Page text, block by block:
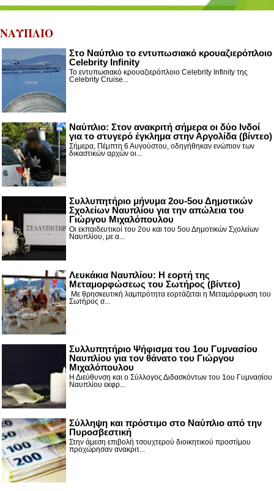
ΝΑΥΠΛΙΟ
Στο Ναύπλιο το εντυπωσιακό κρουαζιερόπλοιο
Celebrity Infinity
Το εντυπωσιακό κρουαζιερόπλοιο Celebrity Infinity της
Celebrity Cruise...
Nαύπλιο: Στον ανακριτή σήμερα οι δύο Ινδοί
για το στυγερό έγκλημα στην Αργολίδα (βίντεο)
Σήμερα, Πέμπτη 6 Αυγούστου, οδηγήθηκαν ενώπιον των
δικαστικών αρχών οι...
Συλλυπητήριο μήνυμα 2ου-5ου Δημοτικών
Σχολείων Ναυπλίου για την απώλεια του
Γιώργου Μιχαλόπουλου
Οι εκπαιδευτικοί του 2ου και του 5ου Δημοτικών Σχολείων
Ναυπλίου, με α...
Λευκάκια Ναυπλίου: Η εορτή της
Μεταμορφώσεως του Σωτήρος (βίντεο)
Με θρησκευτική λαμπρότητα εορτάζεται η Μεταμόρφωση του
Σωτήρος σ...
Συλλυπητήριο Ψήφισμα του 1ου Γυμνασίου
Ναυπλίου για τον θάνατο του Γιώργου
Μιχαλόπουλου
Η Διεύθυνση και ο Σύλλογος Διδασκόντων του 1ου Γυμνασίου
Ναυπλίου εκφρ...
Σύλληψη και πρόστιμο στο Ναύπλιο από την
Πυροσβεστική
Στην άμεση επιβολή τσουχτερού διοικητικού προστίμου
προχώρησαν ανακριτ...